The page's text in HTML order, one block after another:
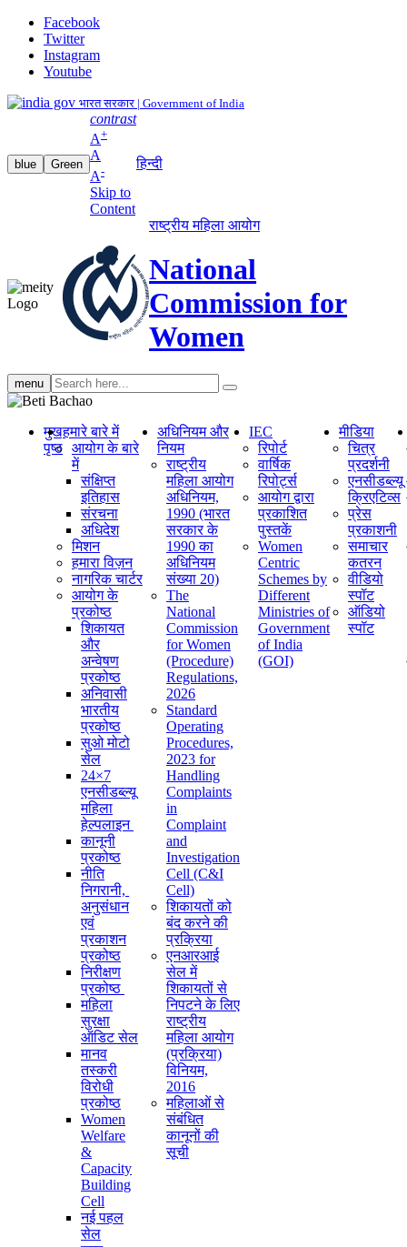
Facebook
Twitter
Instagram
Youtube
भारत सरकार | Government of India
blue Green
contrast
A+
A
A-
Skip to
Content
हिन्दी
राष्ट्रीय महिला आयोग
National
Commission for
Women
menu Search
search
मुख
पृष्ठ
हमारे बारे में
आयोग के बारे
में
संक्षिप्‍त
इतिहास
संरचना
अधिदेश
मिशन
हमारा विज़न
नागरिक चार्टर
आयोग के
प्रकोष्ठ
शिकायत
और
अन्वेषण
प्रकोष्ठ
अनिवासी
भारतीय
प्रकोष्ठ
सुओ मोटो
सेल
24×7
एनसीडब्ल्यू
महिला
हेल्पलाइन
कानूनी
प्रकोष्ठ
नीति
निगरानी, ​​
अनुसंधान
एवं
प्रकाशन
प्रकोष्ठ
निरीक्षण
प्रकोष्ठ
महिला
सुरक्षा
ऑडिट सेल
मानव
तस्करी
विरोधी
प्रकोष्ठ
Women
Welfare
&
Capacity
Building
Cell
नई पहल
सेल
अधिनियम और
नियम
राष्ट्रीय
महिला आयोग
अधिनियम,
1990 (भारत
सरकार के
1990 का
अधिनियम
संख्या 20)
The
National
Commission
for Women
(Procedure)
Regulations,
2026
Standard
Operating
Procedures,
2023 for
Handling
Complaints
in
Complaint
and
Investigation
Cell (C&I
Cell)
शिकायतों को
बंद करने की
प्रक्रिया
एनआरआई
सेल में
शिकायतों से
निपटने के लिए
राष्ट्रीय
महिला आयोग
(प्रक्रिया)
विनियम,
2016
महिलाओं से
संबंधित
कानूनों की
सूची
IEC
रिपोर्ट
वार्षिक
रिपोर्ट्स
आयोग द्वारा
प्रकाशित
पुस्तकें
Women
Centric
Schemes by
Different
Ministries of
Government
of India
(GOI)
मीडिया
चित्र
प्रदर्शनी
एनसीडब्ल्यू
क्रिएटिव्स
प्रेस
प्रकाशनी
समाचार
कतरन
वीडियो
स्पॉट
ऑडियो
स्पॉट